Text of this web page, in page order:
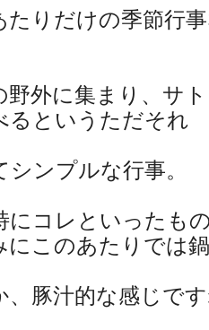
たりだけの季節行
野外に集まり、サ
るというただそれ
ンプルな行事。
にコレといったも
にこのあたりでは鍋
、豚汁的な感じで